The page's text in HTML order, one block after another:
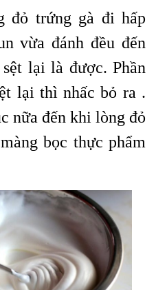
đỏ trứng gà đi hấp
vừa đánh đều đến
lại là được. Phần
lại thì nhấc bỏ ra .
nữa đến khi lòng đỏ
bọc thực phẩm